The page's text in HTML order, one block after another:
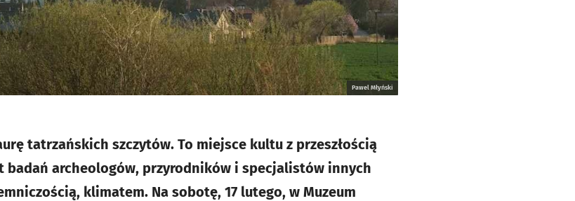
Pawel Młyński
tatrzańskich szczytów. To miejsce kultu z przeszłością
archeologów, przyrodników i specjalistów innych
klimatem. Na sobotę, 17 lutego, w Muzeum